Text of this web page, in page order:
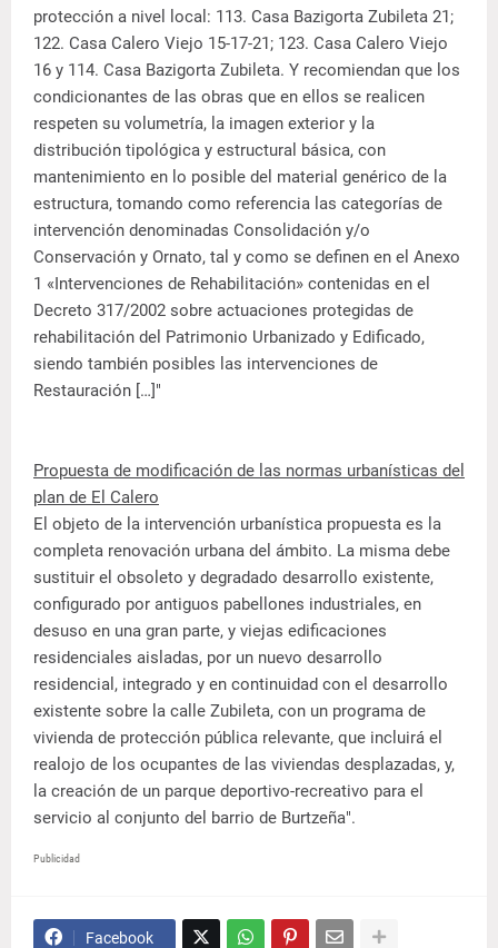
protección a nivel local: 113. Casa Bazigorta Zubileta 21;
122. Casa Calero Viejo 15-17-21; 123. Casa Calero Viejo
16 y 114. Casa Bazigorta Zubileta. Y recomiendan que los
condicionantes de las obras que en ellos se realicen
respeten su volumetría, la imagen exterior y la
distribución tipológica y estructural básica, con
mantenimiento en lo posible del material genérico de la
estructura, tomando como referencia las categorías de
intervención denominadas Consolidación y/o
Conservación y Ornato, tal y como se definen en el Anexo
1 «Intervenciones de Rehabilitación» contenidas en el
Decreto 317/2002 sobre actuaciones protegidas de
rehabilitación del Patrimonio Urbanizado y Edificado,
siendo también posibles las intervenciones de
Restauración […]"
Propuesta de modificación de las normas urbanísticas del
plan de El Calero
El objeto de la intervención urbanística propuesta es la
completa renovación urbana del ámbito. La misma debe
sustituir el obsoleto y degradado desarrollo existente,
configurado por antiguos pabellones industriales, en
desuso en una gran parte, y viejas edificaciones
residenciales aisladas, por un nuevo desarrollo
residencial, integrado y en continuidad con el desarrollo
existente sobre la calle Zubileta, con un programa de
vivienda de protección pública relevante, que incluirá el
realojo de los ocupantes de las viviendas desplazadas, y,
la creación de un parque deportivo-recreativo para el
servicio al conjunto del barrio de Burtzeña".
Publicidad
Facebook